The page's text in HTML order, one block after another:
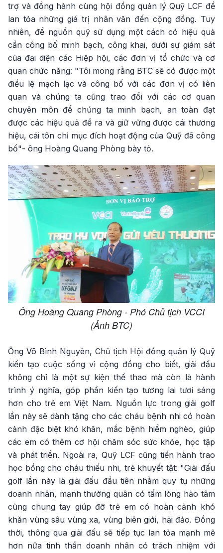
trợ và đồng hành cùng hội đồng quản lý Quỹ LCF để
lan tỏa những giá trị nhân văn đến cộng đồng. Tuy
nhiên, để nguồn quỹ sử dụng một cách có hiệu quả
cần công bố minh bạch, công khai, dưới sự giám sát
của đại diện các Hiệp hội, các đơn vị tổ chức và cơ
quan chức năng: "Tôi mong rằng BTC sẽ có được một
điều lệ mạch lạc và công bố với các đơn vị có liên
quan và chúng ta cũng trao đổi với các cơ quan
chuyên môn để chúng ta minh bạch, an toàn đạt
được các hiệu quả đề ra và giữ vững được cái thương
hiệu, cái tôn chỉ mục đích hoạt động của Quỹ đã công
bố"- ông Hoàng Quang Phòng bày tỏ.
Ông Hoàng Quang Phòng - Phó Chủ tịch VCCI
(Ảnh BTC)
Ông Võ Bình Nguyên, Chủ tịch Hội đồng quản lý Quỹ
kiến tạo cuộc sống vì cộng đồng cho biết, giải đấu
không chỉ là một sự kiện thể thao mà còn là hành
trình ý nghĩa, góp phần kiến tạo tương lai tươi sáng
hơn cho trẻ em Việt Nam. Nguồn lực trong giải golf
lần này sẽ dành tặng cho các cháu bệnh nhi có hoàn
cảnh đặc biệt khó khăn, mắc bệnh hiểm nghèo, giúp
các em có thêm cơ hội chăm sóc sức khỏe, học tập
và phát triển. Ngoài ra, Quỹ LCF cũng tiến hành trao
học bổng cho cháu thiếu nhi, trẻ khuyết tật: "Giải đấu
golf lần này là giải đấu đầu tiên nhằm quy tụ những
doanh nhân, mạnh thường quân có tấm lòng hảo tâm
cùng chung tay giúp đỡ trẻ em có hoàn cảnh khó
khăn vùng sâu vùng xa, vùng biên giới, hải đảo. Đồng
thời, thông qua giải đấu sẽ tiếp tục lan tỏa mạnh mẽ
hơn nữa tinh thần doanh nhân có trách nhiệm với